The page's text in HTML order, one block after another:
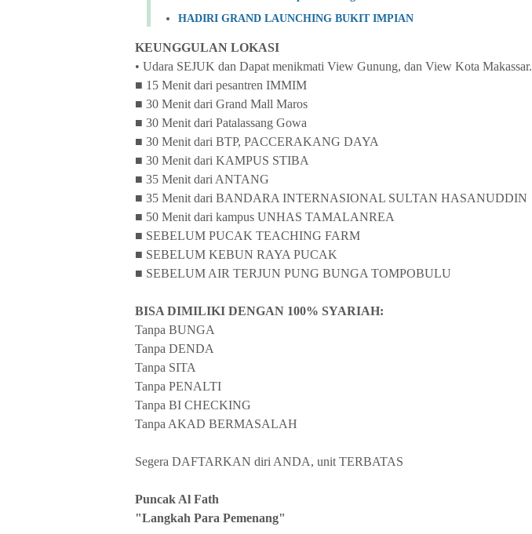
HADIRI GRAND LAUNCHING BUKIT IMPIAN
KEUNGGULAN LOKASI
• Udara SEJUK dan Dapat menikmati View Gunung, dan View Kota Makassar.
■ 15 Menit dari pesantren IMMIM
■ 30 Menit dari Grand Mall Maros
■ 30 Menit dari Patalassang Gowa
■ 30 Menit dari BTP, PACCERAKANG DAYA
■ 30 Menit dari KAMPUS STIBA
■ 35 Menit dari ANTANG
■ 35 Menit dari BANDARA INTERNASIONAL SULTAN HASANUDDIN
■ 50 Menit dari kampus UNHAS TAMALANREA
■ SEBELUM PUCAK TEACHING FARM
■ SEBELUM KEBUN RAYA PUCAK
■ SEBELUM AIR TERJUN PUNG BUNGA TOMPOBULU
BISA DIMILIKI DENGAN 100% SYARIAH:
Tanpa BUNGA
Tanpa DENDA
Tanpa SITA
Tanpa PENALTI
Tanpa BI CHECKING
Tanpa AKAD BERMASALAH
Segera DAFTARKAN diri ANDA, unit TERBATAS
Puncak Al Fath
"Langkah Para Pemenang"